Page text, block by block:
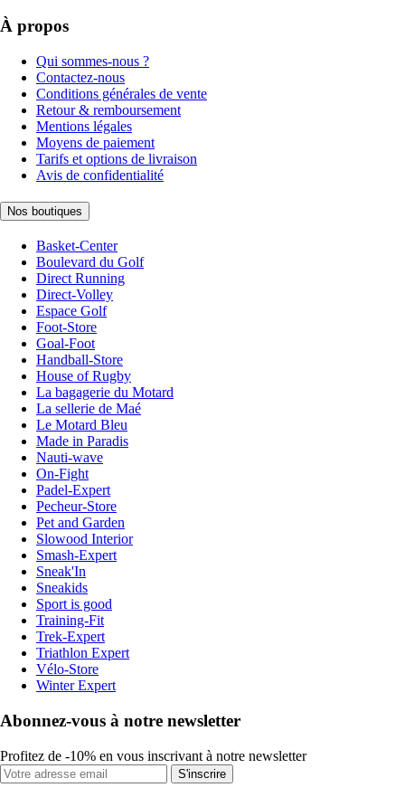
À propos
Qui sommes-nous ?
Contactez-nous
Conditions générales de vente
Retour & remboursement
Mentions légales
Moyens de paiement
Tarifs et options de livraison
Avis de confidentialité
Nos boutiques
Basket-Center
Boulevard du Golf
Direct Running
Direct-Volley
Espace Golf
Foot-Store
Goal-Foot
Handball-Store
House of Rugby
La bagagerie du Motard
La sellerie de Maé
Le Motard Bleu
Made in Paradis
Nauti-wave
On-Fight
Padel-Expert
Pecheur-Store
Pet and Garden
Slowood Interior
Smash-Expert
Sneak'In
Sneakids
Sport is good
Training-Fit
Trek-Expert
Triathlon Expert
Vélo-Store
Winter Expert
Abonnez-vous à notre newsletter
Profitez de -10% en vous inscrivant à notre newsletter
S'inscrire